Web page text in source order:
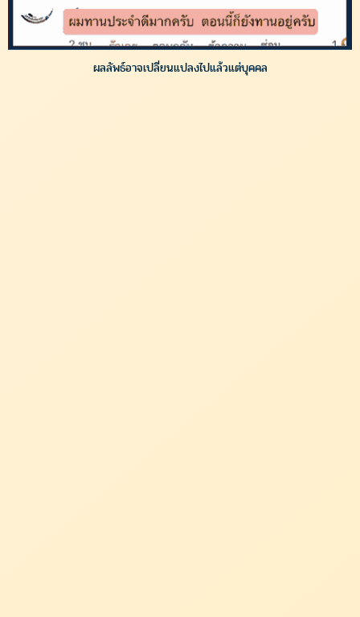
ผลลัพธ์อาจเปลี่ยนแปลงไปแล้วแต่บุคคล